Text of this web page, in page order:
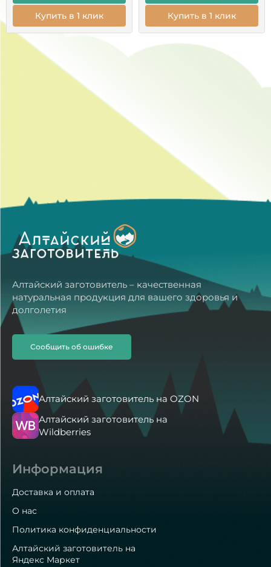
Купить в 1 клик Купить в 1 клик
Алтайский заготовитель – качественная
натуральная продукция для вашего здоровья и
долголетия
Сообщить об ошибке
Алтайский заготовитель на OZON
Алтайский заготовитель на
Wildberries
Информация
Доставка и оплата
О нас
Политика конфиденциальности
Алтайский заготовитель на
Яндекс Маркет